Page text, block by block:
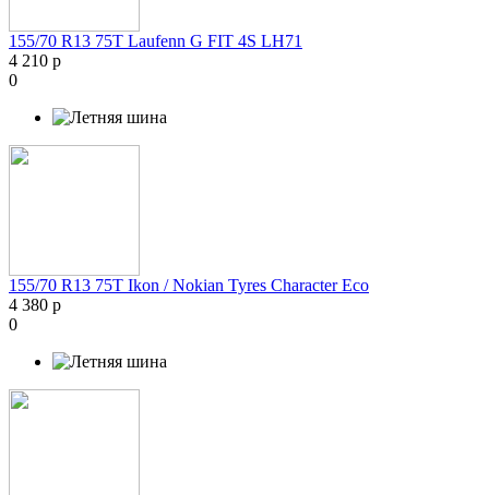
155/70 R13 75T Laufenn G FIT 4S LH71
4 210 р
0
155/70 R13 75T Ikon / Nokian Tyres Character Eco
4 380 р
0